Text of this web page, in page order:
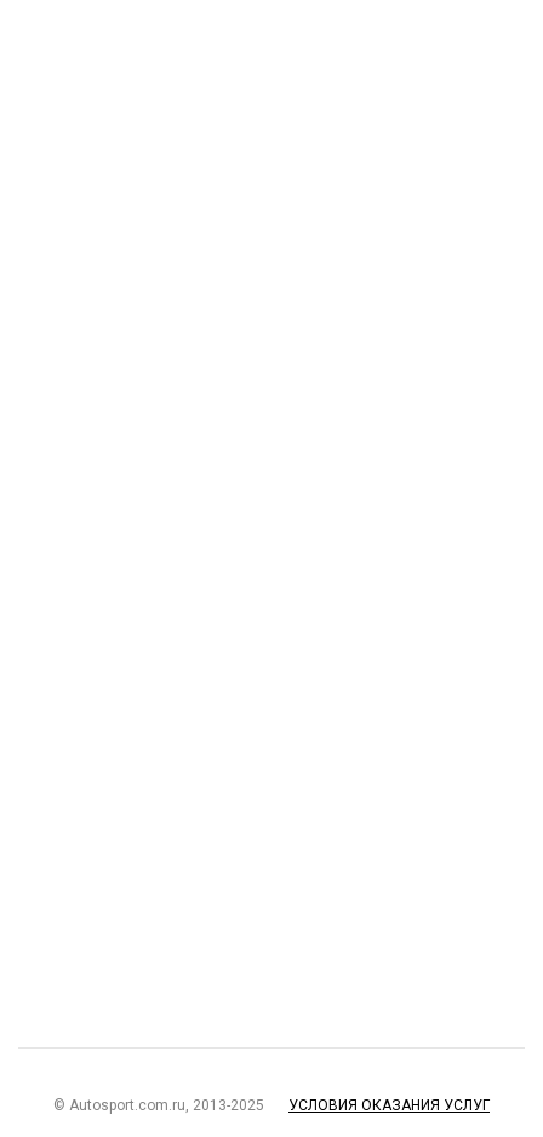
© Autosport.com.ru, 2013-2025 УСЛОВИЯ ОКАЗАНИЯ УСЛУГ